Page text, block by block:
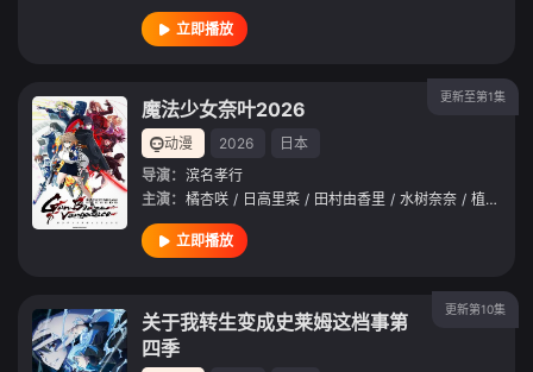
立即播放
更新至第1集
魔法少女奈叶2026
动漫 2026
日本
导演： 滨名孝行
主演： 橘杏咲 / 日高里菜 / 田村由香里 / 水树奈奈 / 植田佳奈
立即播放
更新第10集
关于我转生变成史莱姆这档事第
四季